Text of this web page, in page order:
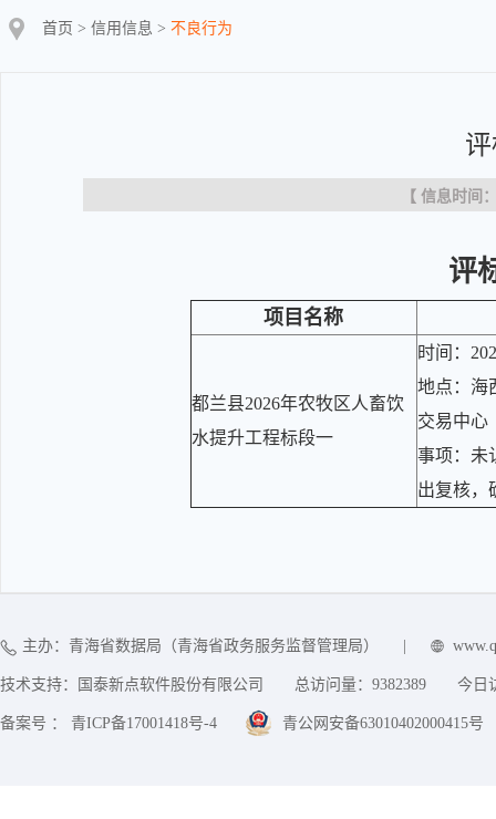
首页 > 信用信息 > 不良行为
【 信息时间
评
项目名称
都兰县2026年农牧区人畜饮
水提升工程标段一
时间：
地点：海
交易中心
事项：未
出复核，
主办：青海省数据局（青海省政务服务监督管理局）
技术支持：国泰新点软件股份有限公司 总访问量： 9382389 今日
备案号 ： 青ICP备17001418号-4 青公网安备63010402000415号